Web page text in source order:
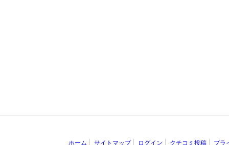
ホーム サイトマップ ログイン クチコミ投稿 プラ